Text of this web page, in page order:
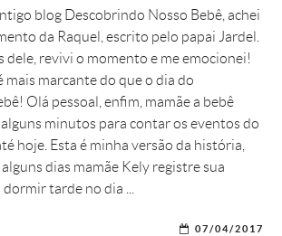
blog Descobrindo Nosso Bebê, achei
da Raquel, escrito pelo papai Jardel.
dele, revivi o momento e me emocionei!
mais marcante do que o dia do
Olá pessoal, enfim, mamãe a bebê
minutos para contar os eventos do
hoje. Esta é minha versão da história,
dias mamãe Kely registre sua
tarde no dia ...
07/04/2017